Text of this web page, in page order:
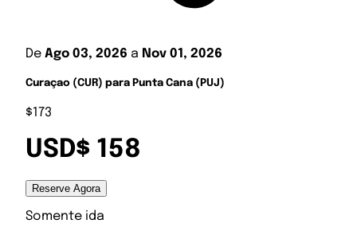
De Ago 03, 2026 a Nov 01, 2026
Curaçao (CUR) para Punta Cana (PUJ)
$173
USD$ 158
Reserve Agora
Somente ida